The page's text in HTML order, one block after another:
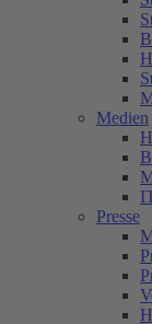
Medien
Presse